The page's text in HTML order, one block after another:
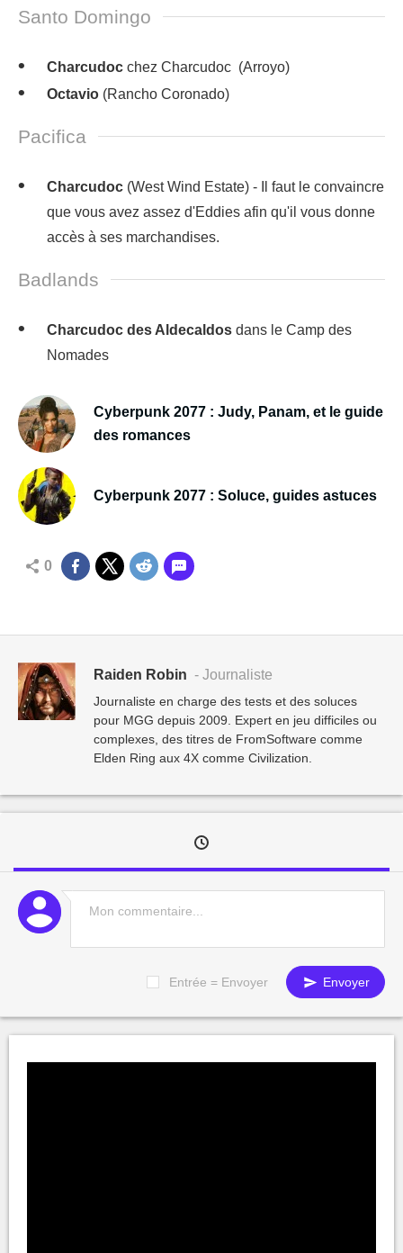
Santo Domingo
Charcudoc chez Charcudoc (Arroyo)
Octavio (Rancho Coronado)
Pacifica
Charcudoc (West Wind Estate) - Il faut le convaincre
que vous avez assez d'Eddies afin qu'il vous donne
accès à ses marchandises.
Badlands
Charcudoc des Aldecaldos dans le Camp des
Nomades
Cyberpunk 2077 : Judy, Panam, et le guide
des romances
Cyberpunk 2077 : Soluce, guides astuces
0
Raiden Robin - Journaliste
Journaliste en charge des tests et des soluces
pour MGG depuis 2009. Expert en jeu difficiles ou
complexes, des titres de FromSoftware comme
Elden Ring aux 4X comme Civilization.
Entrée = Envoyer Envoyer